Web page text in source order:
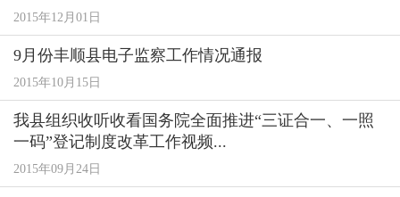
2015年12月01日
9月份丰顺县电子监察工作情况通报
2015年10月15日
我县组织收听收看国务院全面推进“三证合一、一照
一码”登记制度改革工作视频...
2015年09月24日